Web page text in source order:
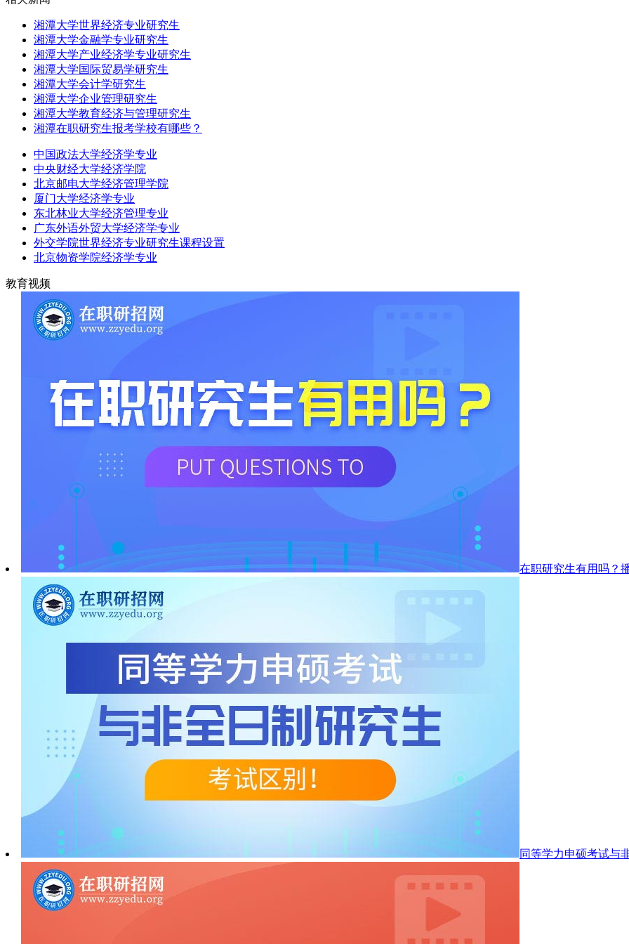
湘潭大学世界经济专业研究生
湘潭大学金融学专业研究生
湘潭大学产业经济学专业研究生
湘潭大学国际贸易学研究生
湘潭大学会计学研究生
湘潭大学企业管理研究生
湘潭大学教育经济与管理研究生
湘潭在职研究生报考学校有哪些？
中国政法大学经济学专业
中央财经大学经济学院
北京邮电大学经济管理学院
厦门大学经济学专业
东北林业大学经济管理专业
广东外语外贸大学经济学专业
外交学院世界经济专业研究生课程设置
北京物资学院经济学专业
教育视频
在职研究生有用吗？
同等学力申硕考试与